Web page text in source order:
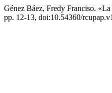
Génez Báez, Fredy Franciso.
pp. 12-13, doi:10.54360/